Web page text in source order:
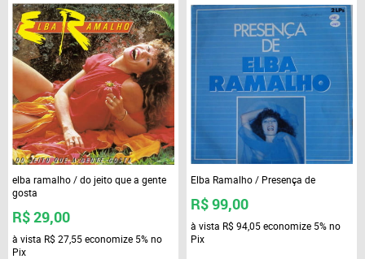
elba ramalho / do jeito que a gente
gosta
R$ 29,00
à vista R$ 27,55economize 5%no
Pix
Elba Ramalho / Presença de
R$ 99,00
à vista R$ 94,05economize 5%no
Pix